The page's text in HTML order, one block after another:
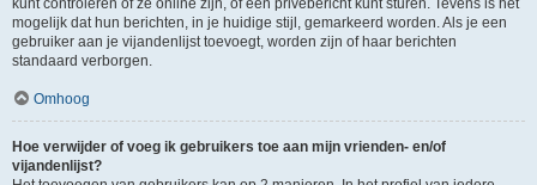
kunt controleren of ze online zijn, of een privébericht kunt sturen. Tevens is het
mogelijk dat hun berichten, in je huidige stijl, gemarkeerd worden. Als je een
gebruiker aan je vijandenlijst toevoegt, worden zijn of haar berichten
standaard verborgen.
Omhoog
Hoe verwijder of voeg ik gebruikers toe aan mijn vrienden- en/of
vijandenlijst?